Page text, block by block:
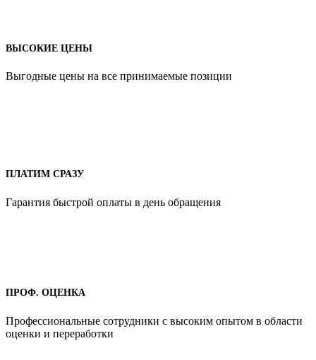
ВЫСОКИЕ ЦЕНЫ
Выгодные цены на все принимаемые позиции
ПЛАТИМ СРАЗУ
Гарантия быстрой оплаты в день обращения
ПРОФ. ОЦЕНКА
Профессиональные сотрудники с высоким опытом в области
оценки и переработки